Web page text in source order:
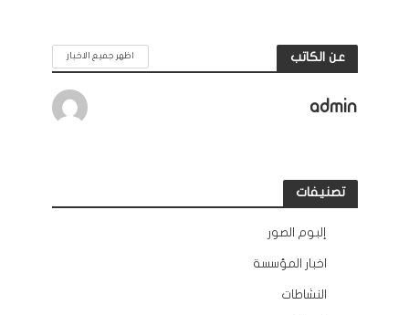
عن الكاتب اظهر جميع الاخبار
admin
تصنيفات
إلبوم الصور
اخبار المؤسسة
النشاطات